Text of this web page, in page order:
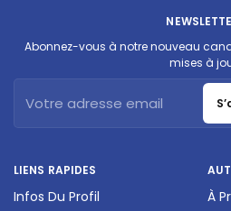
LIENS RAPIDES
Infos Du Profil
À
Abonnez-vous à notre nouveau
mises à